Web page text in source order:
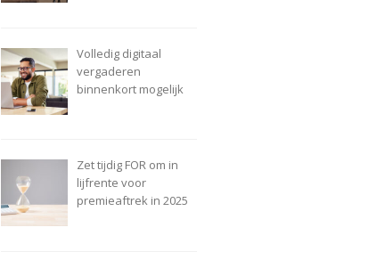
Volledig digitaal
vergaderen
binnenkort mogelijk
Zet tijdig FOR om in
lijfrente voor
premieaftrek in 2025